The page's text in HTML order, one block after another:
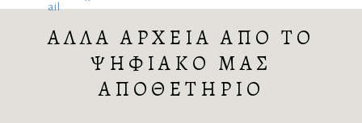
ΑΛΛΑ ΑΡΧΕΙΑ ΑΠΟ ΤΟ
ΨΗΦΙΑΚΟ ΜΑΣ
ΑΠΟΘΕΤΗΡΙΟ